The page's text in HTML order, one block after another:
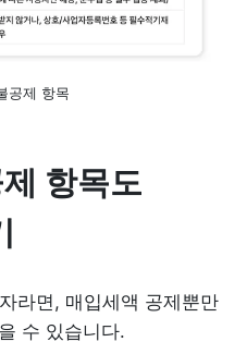
공제 항목
항목도
라면, 매입세액 공제뿐만
수 있습니다.